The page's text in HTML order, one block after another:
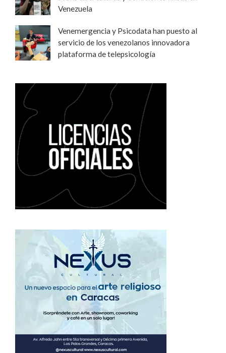
Venezuela
Venemergencia y Psicodata han puesto al
servicio de los venezolanos innovadora
plataforma de telepsicología